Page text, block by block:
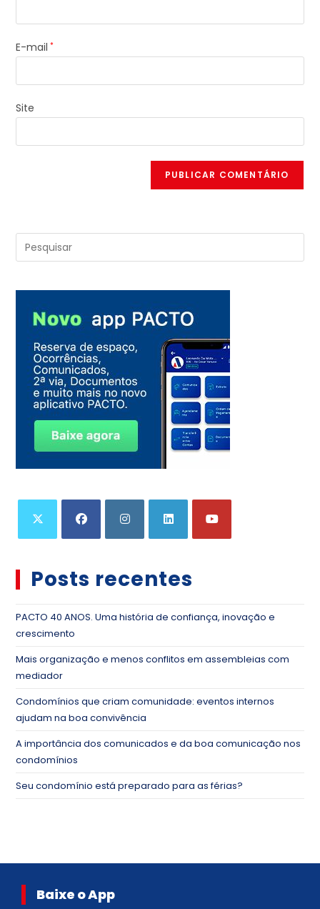
E-mail *
Site
Posts recentes
PACTO 40 ANOS. Uma história de confiança, inovação e
crescimento
Mais organização e menos conflitos em assembleias com
mediador
Condomínios que criam comunidade: eventos internos
ajudam na boa convivência
A importância dos comunicados e da boa comunicação nos
condomínios
Seu condomínio está preparado para as férias?
Baixe o App